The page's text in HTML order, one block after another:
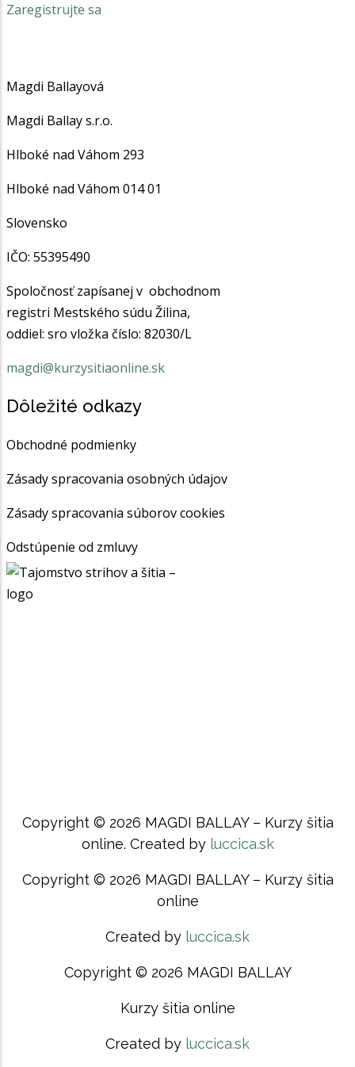
Zaregistrujte sa
Magdi Ballayová
Magdi Ballay s.r.o.
Hlboké nad Váhom 293
Hlboké nad Váhom 014 01
Slovensko
IČO: 55395490
Spoločnosťzapísanej v obchodnom
registri Mestského súdu Žilina,
oddiel: sro vložka číslo: 82030/L
magdi@kurzysitiaonline.sk
Dôležité odkazy
Obchodné podmienky
Zásady spracovania osobných údajov
Zásady spracovania súborov cookies
Odstúpenie od zmluvy
Copyright © 2026 MAGDI BALLAY – Kurzy šitia
online. Created by luccica.sk
Copyright © 2026 MAGDI BALLAY – Kurzy šitia
online
Created by luccica.sk
Copyright © 2026 MAGDI BALLAY
Kurzy šitia online
Created by luccica.sk